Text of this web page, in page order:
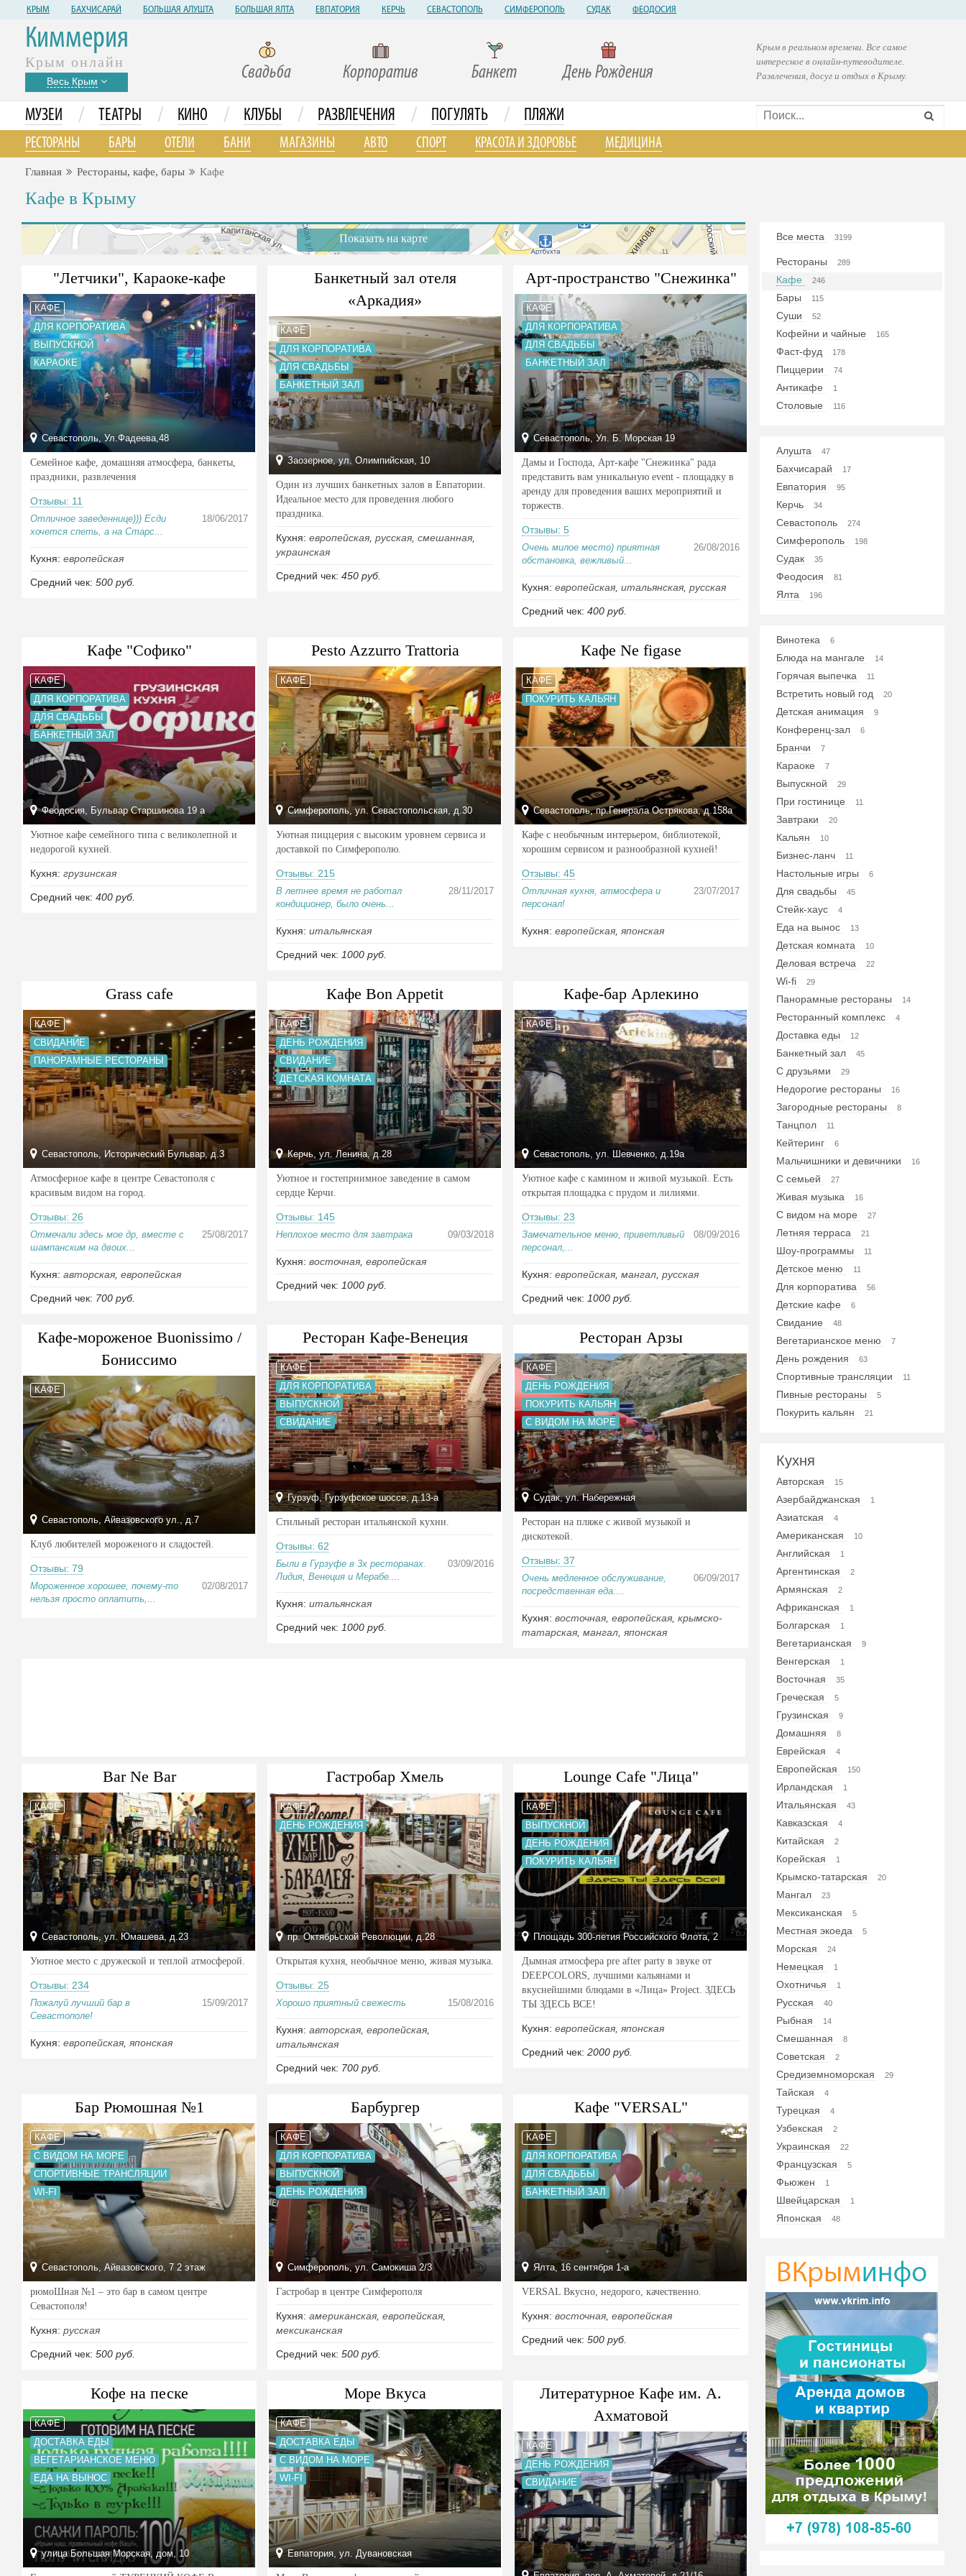
КРЫМ БАХЧИСАРАЙ БОЛЬШАЯ АЛУШТА БОЛЬШАЯ ЯЛТА ЕВПАТОРИЯ КЕРЧЬ СЕВАСТОПОЛЬ СИМФЕРОПОЛЬ СУДАК ФЕОДОСИЯ
Киммерия
Крым онлайн
Весь Крым Свадьба Корпоратив Банкет День Рождения
Крым в реальном времени. Все самое
интересное в онлайн-путеводителе.
Развлечения, досуг и отдых в Крыму.
МУЗЕИ / ТЕАТРЫ / КИНО / КЛУБЫ / РАЗВЛЕЧЕНИЯ / ПОГУЛЯТЬ / ПЛЯЖИ
РЕСТОРАНЫ БАРЫ ОТЕЛИ БАНИ МАГАЗИНЫ АВТО СПОРТ КРАСОТА И ЗДОРОВЬЕ МЕДИЦИНА
Главная Рестораны, кафе, бары Кафе
Кафе в Крыму
Показать на карте
"Летчики", Караоке-кафе
КАФЕ
ДЛЯ КОРПОРАТИВА
ВЫПУСКНОЙ
КАРАОКЕ
Севастополь, Ул.Фадеева,48
Семейное кафе, домашняя атмосфера, банкеты,
праздники, развлечения
Отзывы: 11
Отличное заведеннице))) Есди
хочется спеть, а на Старс...
18/06/2017
Кухня: европейская
Средний чек: 500 руб.
Банкетный зал отеля
«Аркадия»
КАФЕ
ДЛЯ КОРПОРАТИВА
ДЛЯ СВАДЬБЫ
БАНКЕТНЫЙ ЗАЛ
Заозерное, ул. Олимпийская, 10
Один из лучших банкетных залов в Евпатории.
Идеальное место для проведения любого
праздника.
Кухня:европейская ,русская ,смешанная
украинская
Средний чек:450 руб.
Арт-пространство "Снежинка"
КАФЕ
ДЛЯ КОРПОРАТИВА
ДЛЯ СВАДЬБЫ
БАНКЕТНЫЙ ЗАЛ
Севастополь, Ул. Б. Морская 19
Дамы и Господа, Арт-кафе "Снежинка" рада
представить вам уникальную event - площадку в
аренду для проведения ваших мероприятий и
торжеств.
Отзывы: 5
Очень милое место) приятная
обстановка, вежливый...
26/08/2016
Кухня:европейская ,итальянская ,русская
Средний чек:400 руб.
Кафе "Софико"
КАФЕ
ДЛЯ КОРПОРАТИВА
ДЛЯ СВАДЬБЫ
БАНКЕТНЫЙ ЗАЛ
Феодосия, Бульвар Старшинова 19 а
Уютное кафе семейного типа с великолепной и
недорогой кухней.
Кухня: грузинская
Средний чек: 400 руб.
Pesto Azzurro Trattoria
КАФЕ
Симферополь, ул. Севастопольская, д.30
Уютная пиццерия с высоким уровнем сервиса и
доставкой по Симферополю.
Отзывы: 215
В летнее время не работал
кондиционер, было очень...
28/11/2017
Кухня:итальянская
Средний чек: 1000 руб.
Кафе Ne figase
КАФЕ
ПОКУРИТЬ КАЛЬЯН
Севастополь, пр.Генерала Острякова, д.158а
Кафе с необычным интерьером, библиотекой,
хорошим сервисом и разнообразной кухней!
Отзывы: 45
Отличная кухня, атмосфера и
персонал!
23/07/2017
Кухня:европейская ,японская
Grass cafe
КАФЕ
СВИДАНИЕ
ПАНОРАМНЫЕ РЕСТОРАНЫ
Севастополь, Исторический Бульвар, д.3
Атмосферное кафе в центре Севастополя с
красивым видом на город.
Отзывы: 26
Отмечали здесь мое др, вместе с
шампанским на двоих...
25/08/2017
Кухня: авторская европейская
Средний чек: 700 руб.
Кафе Bon Apрetit
КАФЕ
ДЕНЬ РОЖДЕНИЯ
СВИДАНИЕ
ДЕТСКАЯ КОМНАТА
Керчь, ул. Ленина, д.28
Уютное и гостеприимное заведение в самом
сердце Керчи.
Отзывы: 145
Неплохое место для завтрака 09/03/2018
Кухня:восточная ,европейская
Средний чек: 1000 руб.
Кафе-бар Арлекино
КАФЕ
Севастополь, ул. Шевченко, д.19а
Уютное кафе с камином и живой музыкой. Есть
открытая площадка с прудом и лилиями.
Отзывы: 23
Замечательное меню, приветливый
персонал,...
08/09/2016
Кухня:европейская ,мангал ,русская
Средний чек: 1000 руб.
Кафе-мороженое Buonissimo /
Бониссимо
КАФЕ
Севастополь, Айвазовского ул., д.7
Клуб любителей мороженого и сладостей.
Отзывы: 79
Мороженное хорошее, почему-то
нельзя просто оплатить,...
02/08/2017
Ресторан Кафе-Венеция
КАФЕ
ДЛЯ КОРПОРАТИВА
ВЫПУСКНОЙ
СВИДАНИЕ
Гурзуф, Гурзуфское шоссе, д.13-а
Стильный ресторан итальянской кухни.
Отзывы: 62
Были в Гурзуфе в 3х ресторанах.
Лидия, Венеция и Мерабе....
03/09/2016
Кухня:итальянская
Средний чек: 1000 руб.
Ресторан Арзы
КАФЕ
ДЕНЬ РОЖДЕНИЯ
ПОКУРИТЬ КАЛЬЯН
С ВИДОМ НА МОРЕ
Судак, ул. Набережная
Ресторан на пляже с живой музыкой и
дискотекой.
Отзывы: 37
Очень медленное обслуживание,
посредственная еда....
06/09/2017
Кухня:восточная ,европейская ,крымско-
татарская ,мангал ,японская
Bar Ne Bar
КАФЕ
Севастополь, ул. Юмашева, д.23
Уютное место с дружеской и теплой атмосферой.
Отзывы: 234
Пожалуй лучший бар в
Севастополе!
15/09/2017
Кухня: европейская японская
Гастробар Хмель
КАФЕ
ДЕНЬ РОЖДЕНИЯ
пр. Октябрьской Революции, д.28
Открытая кухня, необычное меню, живая музыка.
Отзывы: 25
Хорошо приятный свежесть 15/08/2016
Кухня:авторская ,европейская
итальянская
Средний чек: 700 руб.
Lounge Cafe "Лица"
КАФЕ
ВЫПУСКНОЙ
ДЕНЬ РОЖДЕНИЯ
ПОКУРИТЬ КАЛЬЯН
Площадь 300-летия Российского Флота, 2
Дымная атмосфера pre after party в звуке от
DEEPCOLORS, лучшими кальянами и
вкуснейшими блюдами в «Лица» Project. ЗДЕСЬ
ТЫ ЗДЕСЬ ВСЕ!
Кухня:европейская ,японская
Средний чек:2000 руб.
Бар Рюмошная №1
КАФЕ
С ВИДОМ НА МОРЕ
СПОРТИВНЫЕ ТРАНСЛЯЦИИ
WI-FI
Севастополь, Айвазовского, 7 2 этаж
рюмоШная №1 – это бар в самом центре
Севастополя!
Кухня: русская
Средний чек: 500 руб.
Барбургер
КАФЕ
ДЛЯ КОРПОРАТИВА
ВЫПУСКНОЙ
ДЕНЬ РОЖДЕНИЯ
Симферополь, ул. Самокиша 2/3
Гастробар в центре Симферополя
Кухня:американская ,европейская
мексиканская
Средний чек:500 руб.
Кафе "VERSAL"
КАФЕ
ДЛЯ КОРПОРАТИВА
ДЛЯ СВАДЬБЫ
БАНКЕТНЫЙ ЗАЛ
Ялта, 16 сентября 1-а
VERSAL Вкусно, недорого, качественно.
Кухня:восточная ,европейская
Средний чек:500 руб.
Кофе на песке
КАФЕ
ДОСТАВКА ЕДЫ
ВЕГЕТАРИАНСКОЕ МЕНЮ
ЕДА НА ВЫНОС
улица Большая Морская, дом, 10
Море Вкуса
КАФЕ
ДОСТАВКА ЕДЫ
С ВИДОМ НА МОРЕ
WI-FI
Евпатория, ул. Дувановская
Литературное Кафе им. А.
Ахматовой
КАФЕ
ДЕНЬ РОЖДЕНИЯ
СВИДАНИЕ
Все места 3199
Рестораны 289
Кафе 246
Бары 115
Суши 52
Кофейни и чайные 165
Фаст-фуд 178
Пиццерии 74
Антикафе 1
Столовые 116
Алушта 47
Бахчисарай 17
Евпатория 95
Керчь 34
Севастополь 274
Симферополь 198
Судак 35
Феодосия 81
Ялта 196
Винотека 6
Блюда на мангале 14
Горячая выпечка 11
Встретить новый год 20
Детская анимация 9
Конференц-зал 6
Бранчи 7
Караоке 7
Выпускной 29
При гостинице 11
Завтраки 20
Кальян 10
Бизнес-ланч 11
Настольные игры 6
Для свадьбы 45
Стейк-хаус 4
Еда на вынос 13
Детская комната 10
Деловая встреча 22
Wi-fi 29
Панорамные рестораны 14
Ресторанный комплекс 4
Доставка еды 12
Банкетный зал 45
С друзьями 29
Недорогие рестораны 16
Загородные рестораны 8
Танцпол 11
Кейтеринг 6
Мальчишники и девичники 16
С семьей 27
Живая музыка 16
С видом на море 27
Летняя терраса 21
Шоу-программы 11
Детское меню 11
Для корпоратива 56
Детские кафе 6
Свидание 48
Вегетарианское меню 7
День рождения 63
Спортивные трансляции 11
Пивные рестораны 5
Покурить кальян 21
Кухня
Авторская 15
Азербайджанская 1
Азиатская 4
Американская 10
Английская 1
Аргентинская 2
Армянская 2
Африканская 1
Болгарская 1
Вегетарианская 9
Венгерская 1
Восточная 35
Греческая 5
Грузинская 9
Домашняя 8
Еврейская 4
Европейская 150
Ирландская 1
Итальянская 43
Кавказская 4
Китайская 2
Корейская 1
Крымско-татарская 20
Мангал 23
Мексиканская 5
Местная экоеда 5
Морская 24
Немецкая 1
Охотничья 1
Русская 40
Рыбная 14
Смешанная 8
Советская 2
Средиземноморская 29
Тайская 4
Турецкая 4
Узбекская 2
Украинская 22
Французская 5
Фьюжен 1
Швейцарская 1
Японская 48